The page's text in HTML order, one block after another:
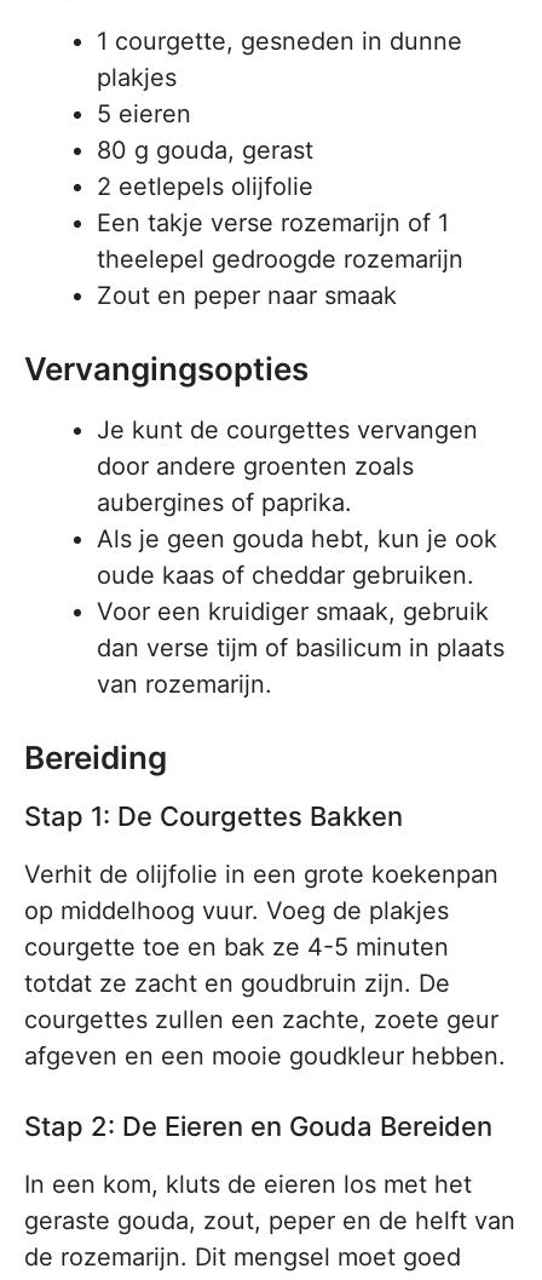
1 courgette, gesneden in dunne
plakjes
5 eieren
80 g gouda, gerast
2 eetlepels olijfolie
Een takje verse rozemarijn of 1
theelepel gedroogde rozemarijn
Zout en peper naar smaak
Vervangingsopties
Je kunt de courgettes vervangen
door andere groenten zoals
aubergines of paprika.
Als je geen gouda hebt, kun je ook
oude kaas of cheddar gebruiken.
Voor een kruidiger smaak, gebruik
dan verse tijm of basilicum in plaats
van rozemarijn.
Bereiding
Stap 1: De Courgettes Bakken
Verhit de olijfolie in een grote koekenpan
op middelhoog vuur. Voeg de plakjes
courgette toe en bak ze 4-5 minuten
totdat ze zacht en goudbruin zijn. De
courgettes zullen een zachte, zoete geur
afgeven en een mooie goudkleur hebben.
Stap 2: De Eieren en Gouda Bereiden
In een kom, kluts de eieren los met het
geraste gouda, zout, peper en de helft van
de rozemarijn. Dit mengsel moet goed